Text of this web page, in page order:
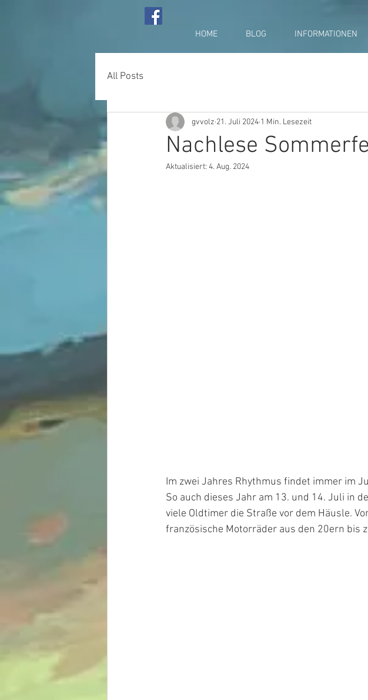
HOME BLOG INFORMATIONEN
All Posts
Nachlese
gvvolz 21. Juli 2024 1 Min. Lesezeit
Aktualisiert: 4. Aug. 2024
Im zwei Jahres Rhythmus findet immer im
So auch dieses Jahr am 13. und 14. Juli in
viele Oldtimer die Straße vor dem Häusle.
französische Motorräder aus den 20ern bis